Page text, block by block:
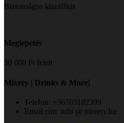
Biztonságos kiszállítás
Meglepetés
30 000 Ft felett
Mixery | Drinks & More!
Telefon: +36703182399
Email cím: info @ mixery.hu